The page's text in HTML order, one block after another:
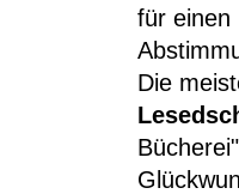
für einen
Die